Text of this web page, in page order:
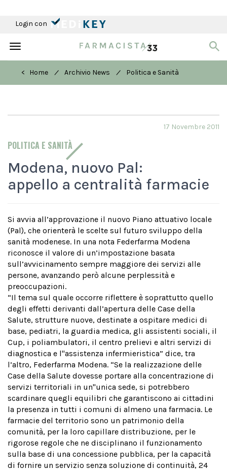
Login con
Toggle
< Home
/ Archivio News / Politica e Sanità
POLITICA E SANITÀ
17 Novembre 2011
Modena, nuovo Pal:
appello a centralità farmacie
Si avvia all’approvazione il nuovo Piano attuativo locale
(Pal), che orienterà le scelte sul futuro sviluppo della
sanità modenese. In una nota Federfarma Modena
riconosce il valore di un’impostazione basata
sull’avvicinamento sempre maggiore dei servizi alle
persone, avanzando però alcune perplessità e
preoccupazioni.
“Il tema sul quale occorre riflettere è soprattutto quello
degli effetti derivanti dall’apertura delle Case della
Salute, strutture nuove, destinate a ospitare medici di
base, pediatri, la guardia medica, gli assistenti sociali, il
Cup, i poliambulatori, il centro prelievi e altri servizi di
diagnostica e l''assistenza infermieristica” dice, tra
l’altro, Federfarma Modena. “Se la realizzazione delle
Case della Salute dovesse portare alla concentrazione di
servizi territoriali in un''unica sede, si potrebbero
scardinare quegli equilibri che garantiscono ai cittadini
la presenza in tutti i comuni di almeno una farmacia. Le
farmacie del territorio sono un patrimonio della
comunità, per la loro capillare distribuzione, per le
rigorose regole che ne disciplinano il funzionamento
sulla base di una concessione pubblica, per la capacità
di fornire un servizio senza soluzione di continuità, 24